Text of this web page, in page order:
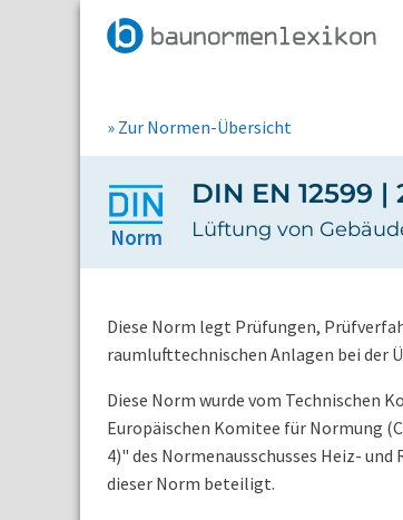
» Zur Normen-Übersicht
Norm
DIN EN 12599 |
Lüftung von
Diese Norm legt Prüfungen,
raumlufttechnischen Anlagen bei der
Diese Norm wurde vom Technischen
Europäischen Komitee für Normung
4)" des Normenausschusses Heiz-
dieser Norm beteiligt.